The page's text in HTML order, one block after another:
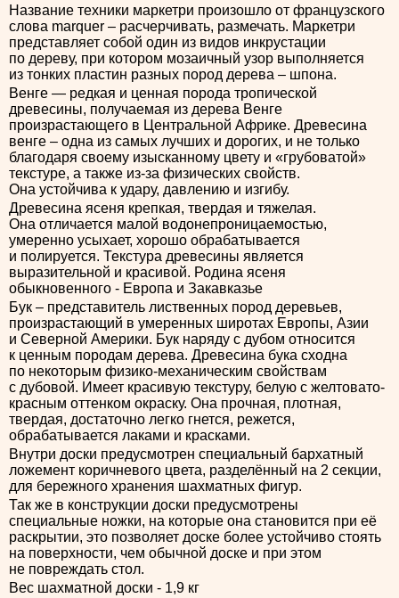
Название техники маркетри произошло от французского
слова marquer – расчерчивать, размечать. Маркетри
представляет собой один из видов инкрустации
по дереву, при котором мозаичный узор выполняется
из тонких пластин разных пород дерева – шпона.
Венге — редкая и ценная порода тропической
древесины, получаемая из дерева Венге
произрастающего в Центральной Африке. Древесина
венге – одна из самых лучших и дорогих, и не только
благодаря своему изысканному цвету и «грубоватой»
текстуре, а также из-за физических свойств.
Она устойчива к удару, давлению и изгибу.
Древесина ясеня крепкая, твердая и тяжелая.
Она отличается малой водонепроницаемостью,
умеренно усыхает, хорошо обрабатывается
и полируется. Текстура древесины является
выразительной и красивой. Родина ясеня
обыкновенного - Европа и Закавказье
Бук – представитель лиственных пород деревьев,
произрастающий в умеренных широтах Европы, Азии
и Северной Америки. Бук наряду с дубом относится
к ценным породам дерева. Древесина бука сходна
по некоторым физико-механическим свойствам
с дубовой. Имеет красивую текстуру, белую с желтовато-
красным оттенком окраску. Она прочная, плотная,
твердая, достаточно легко гнется, режется,
обрабатывается лаками и красками.
Внутри доски предусмотрен специальный бархатный
ложемент коричневого цвета, разделённый на 2 секции,
для бережного хранения шахматных фигур.
Так же в конструкции доски предусмотрены
специальные ножки, на которые она становится при её
раскрытии, это позволяет доске более устойчиво стоять
на поверхности, чем обычной доске и при этом
не повреждать стол.
Вес шахматной доски - 1,9 кг